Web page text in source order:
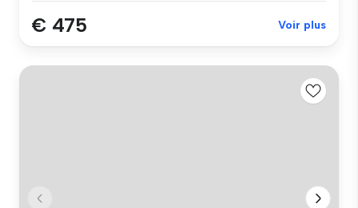
€ 475 Voir plus